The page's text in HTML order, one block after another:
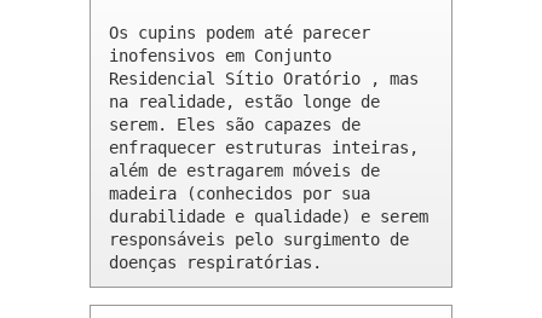
Os cupins podem até parecer
inofensivos em Conjunto
Residencial Sítio Oratório , mas
na realidade, estão longe de
serem. Eles são capazes de
enfraquecer estruturas inteiras,
além de estragarem móveis de
madeira (conhecidos por sua
durabilidade e qualidade) e serem
responsáveis pelo surgimento de
doenças respiratórias.